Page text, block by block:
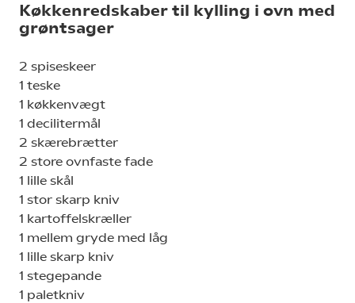
Køkkenredskaber til kylling i ovn med
grøntsager
2 spiseskeer
1 teske
1 køkkenvægt
1 decilitermål
2 skærebrætter
2 store ovnfaste fade
1 lille skål
1 stor skarp kniv
1 kartoffelskræller
1 mellem gryde med låg
1 lille skarp kniv
1 stegepande
1 paletkniv